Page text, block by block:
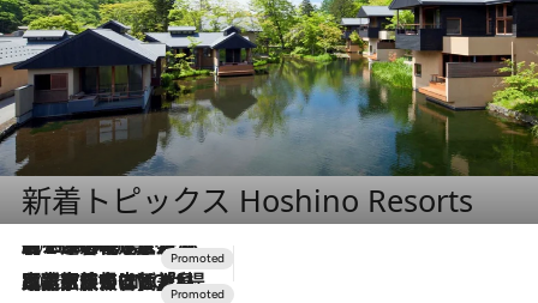
新着トピックス Hoshino Resorts
2026.8.7
【トンボの足水浴】ヒノキの香りに包まれて涼感マックス！約13℃の湧水かけ流しを避暑地「星野温泉 トンボの湯」で体験
2026.7.31
【ホテル帰省】という選択肢をOMOが提案。家族とほどよい距離を保つには「昼は実家、夜は気兼ねなくホテルで！」